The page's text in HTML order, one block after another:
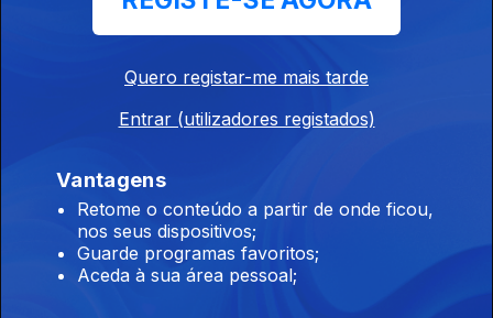
As novas regras da movida do Porto em vigor neste verão
O saldo natural negativo
O envelhecimento da população e a redução da natalidade
50 anos de independências
Quero registar-me mais tarde
Entrar (utilizadores registados)
Vantagens
Retome o conteúdo a partir de onde ficou,
nos seus dispositivos;
Guarde programas favoritos;
Aceda à sua área pessoal;